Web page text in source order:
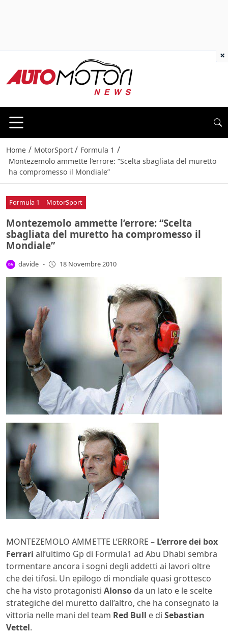
Home / MotorSport / Formula 1 /
Montezemolo ammette l’errore: “Scelta sbagliata del muretto
ha compromesso il Mondiale”
Formula 1 MotorSport
Montezemolo ammette l’errore: “Scelta
sbagliata del muretto ha compromesso il
Mondiale”
davide - 18 Novembre 2010
MONTEZEMOLO AMMETTE L’ERRORE – L’errore dei box
Ferrari all’ultimo Gp di Formula1 ad Abu Dhabi sembra
tormentare ancora i sogni degli addetti ai lavori oltre
che dei tifosi. Un epilogo di mondiale quasi grottesco
che ha visto protagonisti Alonso da un lato e le scelte
strategiche del muretto dall’altro, che ha consegnato la
vittoria nelle mani del team Red Bull e di Sebastian
Vettel.
×